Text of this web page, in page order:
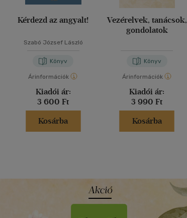
Kérdezd az angyalt!
Szabó József László
Könyv
Árinformációk
Kiadói ár:
3 600 Ft
Kosárba
Vezérelvek, tanácsok,
gondolatok
Könyv
Árinformációk
Kiadói ár:
3 990 Ft
Kosárba